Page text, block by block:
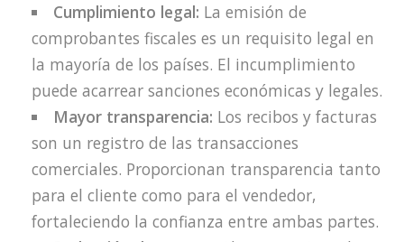
Cumplimiento legal: La emisión de
comprobantes fiscales es un requisito legal en
la mayoría de los países. El incumplimiento
puede acarrear sanciones económicas y legales.
Mayor transparencia: Los recibos y facturas
son un registro de las transacciones
comerciales. Proporcionan transparencia tanto
para el cliente como para el vendedor,
fortaleciendo la confianza entre ambas partes.